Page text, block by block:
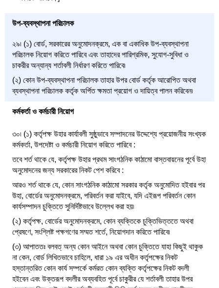
উপ-ব্যবস্থাপনা পরিচালক
২৯৷ (১) বোর্ড, সরকারের অনুমোদনক্রমে, এক বা একাধিক উপ-ব্যবস্থাপনা
পরিচালক নিয়োগ করিতে পারিবে এবং তাহাদের পারিশ্রমিক, সুযোগ-সুবিধা ও
চাকরীর অন্যান্য শর্তাবলী নির্ধারণ করিতে পারিবে৷
(২) কোন উপ-ব্যবস্থাপনা পরিচালক তাহার উপর বোর্ড কর্তৃক আরোপিত অথবা
ব্যবস্থাপনা পরিচালক কর্তৃক অর্পিত ক্ষমতা প্রয়োগ ও দায়িত্ব পালন করিবেন৷
কর্মকর্তা ও কর্মচারী নিয়োগ
৩০৷ (১) কর্তৃপক্ষ উহার কার্যাবলী সুষ্ঠুভাবে সম্পাদনের উদ্দেশ্যে প্রয়োজনীয় সংখ্যক
কর্মকর্তা, উপদেষ্টা ও কর্মচারী নিয়োগ করিতে পারিবে :
তবে শর্ত থাকে যে, কর্তৃপক্ষ উহার প্রথম সাংগঠনিক কাঠামো বাস্তবায়নের পূর্বে উহা
অনুমোদনের জন্য সরকারের নিকট পেশ করিবে :
আরও শর্ত থাকে যে, কোন সাংগঠনিক কাঠামো সরকার কর্তৃক অনুমোদিত হইবার পর
উহা, বোর্ডের অনুমোদনক্রমে, পরিবর্তন করা যাইবে, যদি এইরূপ পরিবর্তন কোন
কার্যসম্পাদন চুক্তিতে সুনির্দিষ্টভাবে উল্লেখ করা হয়৷
(২) কর্তৃপক্ষ, বোর্ডের অনুমোদনক্রমে, কোন ব্যক্তিকে চুক্তিভিত্ততে অথবা
প্রেষণে, সংশ্লিষ্ট পক্ষগণের সম্মত শর্তে, নিয়োগদান করিতে পারিবে৷
(৩) আপাততঃ বলবত্ অন্য কোন আইনে অথবা কোন চুক্তিতে যাহা কিছুই থাকুক
না কেন, বোর্ড লিখিতভাবে চাহিলে, ধারা ১৯ এর অধীন কর্তৃপক্ষের নিকট
হস্তান্তরিত কোন কার্য সম্পর্কে কর্মরত কোন ব্যক্তি কর্তৃপক্ষের নিকট বদলী
হইবেন এবং উক্তরূপ বদলীর অব্যবহিত পূর্বে চাকুরীর যে শর্তাবলী তাহার উপর